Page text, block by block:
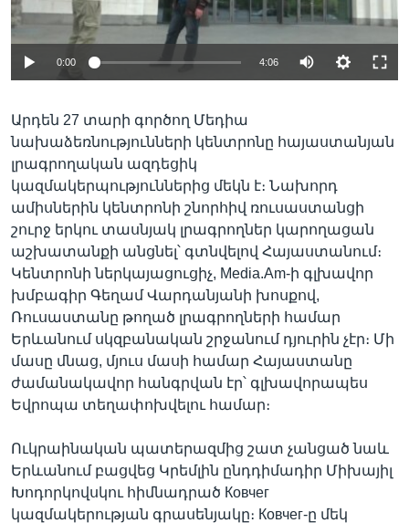
0:00 4:06
Արդեն 27 տարի գործող Մեդիա
նախաձեռնությունների կենտրոնը հայաստանյան
լրագրողական ազդեցիկ
կազմակերպություններից մեկն է։ Նախորդ
ամիսներին կենտրոնի շնորհիվ ռուսաստանցի
շուրջ երկու տասնյակ լրագրողներ կարողացան
աշխատանքի անցնել՝ գտնվելով Հայաստանում։
Կենտրոնի ներկայացուցիչ, Media.Am-ի գլխավոր
խմբագիր Գեղամ Վարդանյանի խոսքով,
Ռուսաստանը թողած լրագրողների համար
Երևանում սկզբանական շրջանում դյուրին չէր։ Մի
մասը մնաց, մյուս մասի համար Հայաստանը
ժամանակավոր հանգրվան էր՝ գլխավորապես
Եվրոպա տեղափոխվելու համար։
Ուկրաինական պատերազմից շատ չանցած նաև
Երևանում բացվեց Կրեմլին ընդդիմադիր Միխայիլ
Խոդորկովսկու հիմնադրած Ковчег
կազմակերության գրասենյակը։ Ковчег-ը մեկ